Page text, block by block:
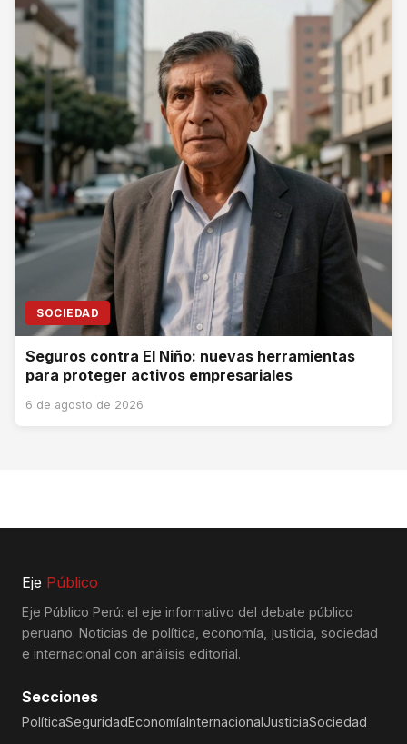
SOCIEDAD
Seguros contra El Niño: nuevas herramientas
para proteger activos empresariales
6 de agosto de 2026
Eje Público
Eje Público Perú: el eje informativo del debate público
peruano. Noticias de política, economía, justicia, sociedad
e internacional con análisis editorial.
Secciones
PolíticaSeguridadEconomíaInternacionalJusticiaSociedad